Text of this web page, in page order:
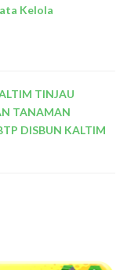
Kelola
TINJAU
TANAMAN
DISBUN KALTIM